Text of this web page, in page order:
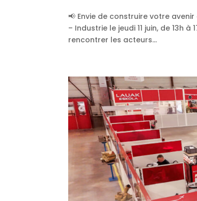
📢 Envie de construire votre avenir
– Industrie le jeudi 11 juin, de 13h
rencontrer les acteurs...